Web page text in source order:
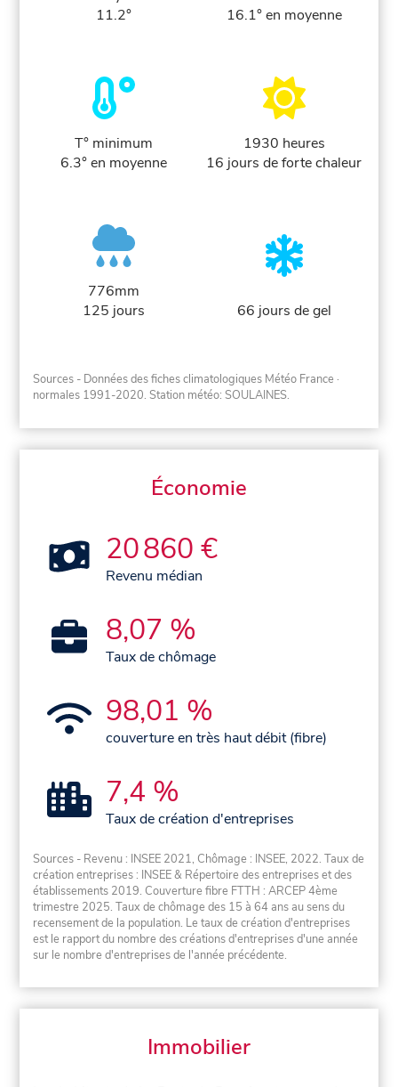
11.2°
16.1° en moyenne
T° minimum
6.3° en moyenne
1930 heures
16 jours de forte chaleur
776mm
125 jours
66 jours de gel
Sources - Données des fiches climatologiques Météo France ·
normales 1991-2020. Station météo: SOULAINES.
Économie
20 860 €
Revenu médian
8,07 %
Taux de chômage
98,01 %
couverture en très haut débit (fibre)
7,4 %
Taux de création d'entreprises
Sources - Revenu : INSEE 2021, Chômage : INSEE, 2022. Taux de
création entreprises : INSEE & Répertoire des entreprises et des
établissements 2019. Couverture fibre FTTH : ARCEP 4ème
trimestre 2025. Taux de chômage des 15 à 64 ans au sens du
recensement de la population. Le taux de création d'entreprises
est le rapport du nombre des créations d'entreprises d'une année
sur le nombre d'entreprises de l'année précédente.
Immobilier